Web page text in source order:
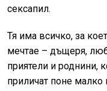
сексапил.
Тя има всичко, за
мечтае – дъщеря,
приятели и роднини,
приличат поне малко